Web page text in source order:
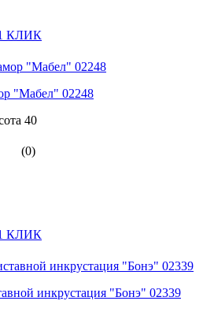
КЛИК
"Мабел" 02248
40
(0)
КЛИК
инкрустация "Бонэ" 02339